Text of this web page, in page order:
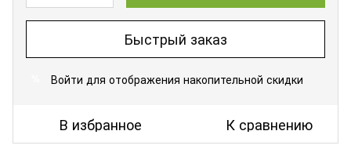
Быстрый заказ
Войти для отображения накопительной скидки
В избранное К сравнению